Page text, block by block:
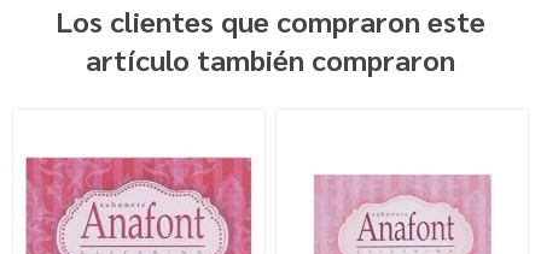
Los clientes que compraron este
artículo también compraron